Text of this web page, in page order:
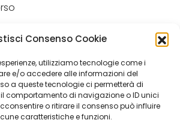
Consenso Cookie
utilizziamo tecnologie come i
e/o accedere alle informazioni del
a queste tecnologie ci permetterà di
comportamento di navigazione o ID unici
o ritirare il consenso può influire
caratteristiche e funzioni.
contenute in questo sito hanno
informativo e in nessun caso possono
di una diagnosi o la prescrizione di
contenute nel sito non
in alcun modo sostituire il rapporto
o la visita specialistica. Si